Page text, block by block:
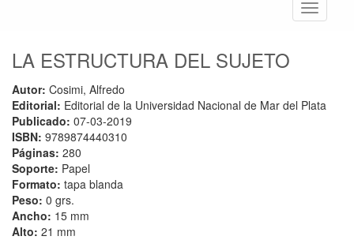
Toggle
LA ESTRUCTURA DEL SUJETO
Autor: Cosimi, Alfredo
Editorial: Editorial de la Universidad Nacional de Mar del Plata
Publicado: 07-03-2019
ISBN: 9789874440310
Páginas: 280
Soporte: Papel
Formato: tapa blanda
Peso: 0 grs.
Ancho: 15 mm
Alto: 21 mm